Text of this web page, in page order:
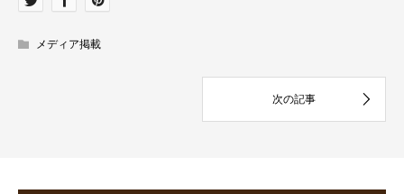
メディア掲載